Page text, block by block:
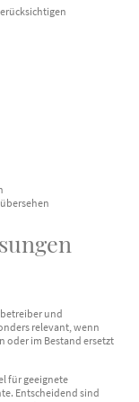
und
relevant, wenn
oder im Bestand ersetzt
für geeignete
Entscheidend sind